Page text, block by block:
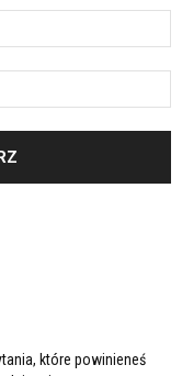
które powinieneś